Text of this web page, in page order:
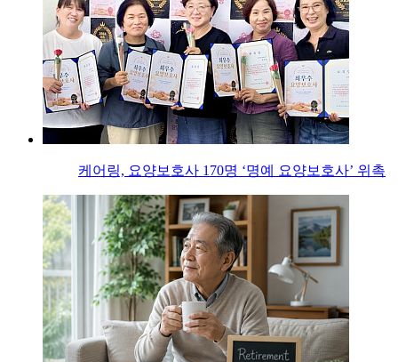
케어링, 요양보호사 170명 ‘명예 요양보호사’ 위촉